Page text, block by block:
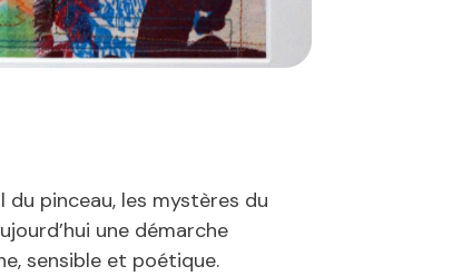
du pinceau, les mystères du
une démarche
sensible et poétique.